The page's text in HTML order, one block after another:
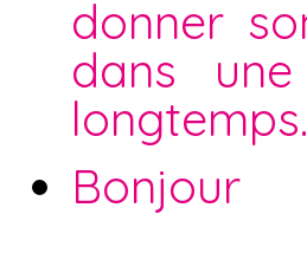
donner
dans
Bonjour